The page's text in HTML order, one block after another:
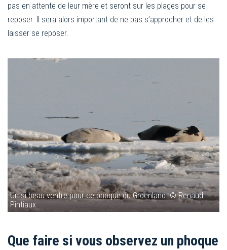
pas en attente de leur mère et seront sur les plages pour se
reposer. Il sera alors important de ne pas s’approcher et de les
laisser se reposer.
Un si beau ventre pour ce phoque du Groenland. © Renaud
Pintiaux
Que faire si vous observez un phoque